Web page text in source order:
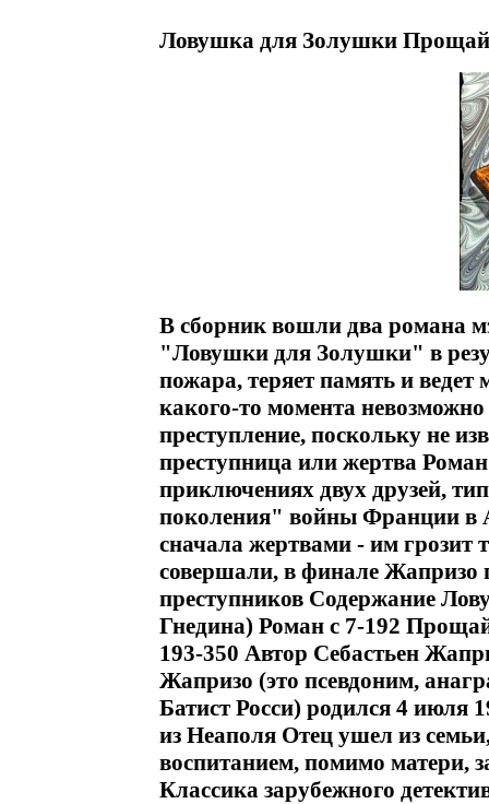
Ловушка для Золушки
В сборник вошли два романа
"Ловушки для Золушки" в
пожара, теряет память и
какого-то момента
преступление, поскольку не
преступница или жертва
приключениях двух друзей,
поколения" войны Франции в
сначала жертвами - им грозит
совершали, в финале Жапризо
преступников Содержание
Гнедина) Роман c 7-192
193-350 Автор Себастьен
Жапризо (это псевдоним,
Батист Росси) родился 4 июля
из Неаполя Отец ушел из
воспитанием, помимо матери,
Классика зарубежного